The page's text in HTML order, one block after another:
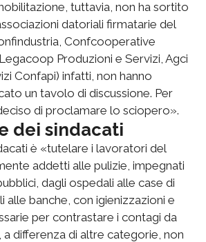
tuttavia, non ha sortito
datoriali firmatarie del
Confcooperative
Produzioni e Servizi, Agci
Confapi) infatti, non hanno
un tavolo di discussione. Per
di proclamare lo sciopero».
dei sindacati
è «tutelare i lavoratori del
addetti alle pulizie, impegnati
dagli ospedali alle case di
alle banche, con igienizzazioni e
per contrastare i contagi da
a differenza di altre categorie, non